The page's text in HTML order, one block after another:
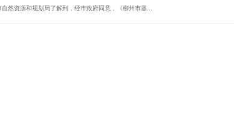
然资源和规划局了解到，经市政府同意，《柳州市基...